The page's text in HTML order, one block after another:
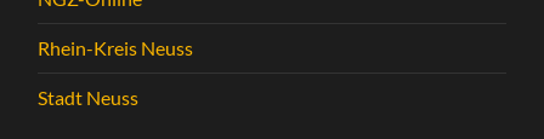
Rhein-Kreis Neuss
Stadt Neuss